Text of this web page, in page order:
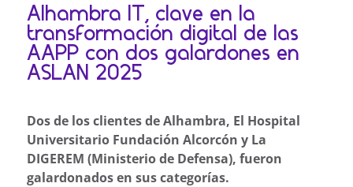
Alhambra IT, clave en la
transformación digital de las
AAPP con dos galardones en
ASLAN 2025
Dos de los clientes de Alhambra, El Hospital
Universitario Fundación Alcorcón y La
DIGEREM (Ministerio de Defensa), fueron
galardonados en sus categorías.